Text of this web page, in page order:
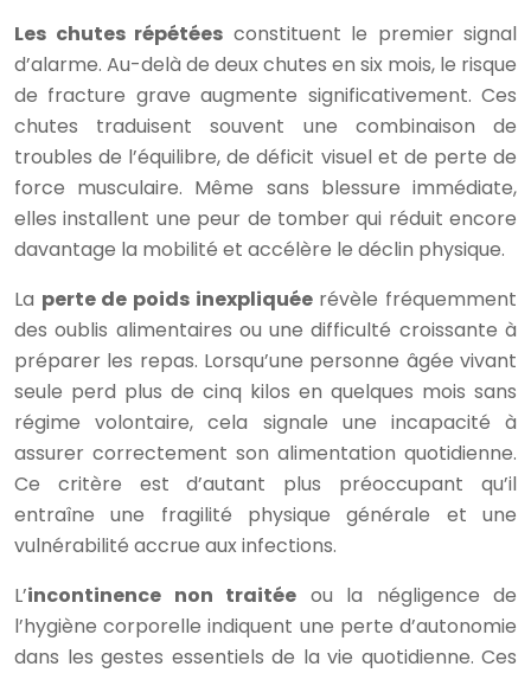
Les chutes répétées constituent le premier signal
d’alarme. Au-delà de deux chutes en six mois, le risque
de fracture grave augmente significativement. Ces
chutes traduisent souvent une combinaison de
troubles de l’équilibre, de déficit visuel et de perte de
force musculaire. Même sans blessure immédiate,
elles installent une peur de tomber qui réduit encore
davantage la mobilité et accélère le déclin physique.
La perte de poids inexpliquéerévèle fréquemment
des oublis alimentaires ou une difficulté croissante à
préparer les repas. Lorsqu’une personne âgée vivant
seule perd plus de cinq kilos en quelques mois sans
régime volontaire, cela signale une incapacité à
assurer correctement son alimentation quotidienne.
Ce critère est d’autant plus préoccupant qu’il
entraîne une fragilité physique générale et une
vulnérabilité accrue aux infections.
L’incontinence non traitée ou la négligence de
l’hygiène corporelle indiquent une perte d’autonomie
dans les gestes essentiels de la vie quotidienne. Ces